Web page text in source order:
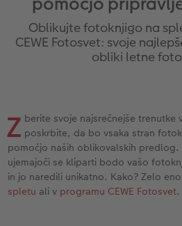
Vzorčne
Deluje takole
Nature fotografije
Velikost
Normalna
Škatle za
Fotografija na
Galerijski tisk
Letvica za poster
Hexxas
Voščilnice
Svet hišnih
Tekstil
Umetniške
Ideje za unikatna
Ideje za darila za
Matura
Oblikujte fotoknjigo na
CEWE Fotosvet: svoje
obliki letne
Z berite svoje najsrečnejše trenutke
poskrbite, da bo vsaka stran
pomočjo naših oblikovalskih predlog.
ujemajoči se kliparti bodo vašo
in jo naredili unikatno. Kako? Zelo
spletu ali v programu CEWE Fotosvet.